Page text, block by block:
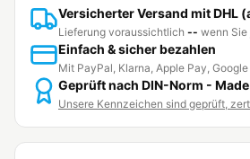
Versicherter Versand mit DHL
Lieferung voraussichtlich -- wenn
Einfach & sicher bezahlen
Mit PayPal, Klarna, Apple Pay,
Geprüft nach DIN-Norm -
Unsere Kennzeichen sind geprüft,